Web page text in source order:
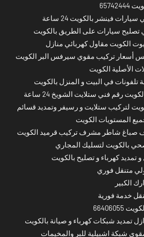
فينشر بالكويت 24 ساعة
تصليح سيارات على الطريق بالكويت
الكويت مقاول كهربائي منازل
أسعار تركيب مقوي سيرفس البر الكويت
الأصلية الكويت
تلفونات في البيت و المنزل بالكويت
رقم فني ستلايت الشويخ 24 ساعة
لتركيب ستلايت و رسيفر وتمديد قسائم
المستويات الكويت
صباغ شاطر مشرف تركيب قرميد الكويت
بالكويت لتسليك المجاري
تمديد كهرباء و تصليح بالكويت
متنقل فوري
الكبير
خدمة فورية
تمديد شبكات كهرباء و صيانة بالكويت
شبكة اشبيلية للبر والمخيمات